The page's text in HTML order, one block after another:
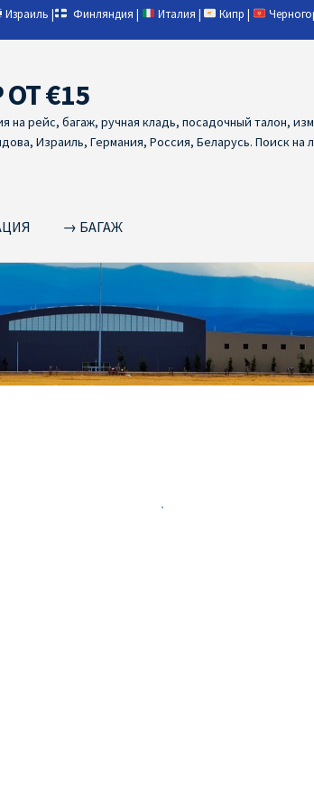
Израиль | Финляндия | Италия | Кипр |
ОТ €15
на рейс, багаж, ручная кладь, посадочный талон,
Израиль, Германия, Россия, Беларусь. Поиск на
→ БАГАЖ
Ryanair ГерманияRyanair
ВаршавыRyanair из Вильнюса Ryanair из
ТАЛЛИНАRyanair из ТампереRYANAIR ИЗ